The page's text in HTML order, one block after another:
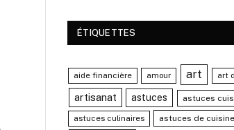
ÉTIQUETTES
aide financière amour art art
artisanat astuces astuces
astuces culinaires astuces de cuisine